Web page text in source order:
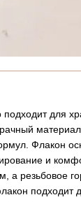
для
материал
Флакон
и
а резьбовое
подходит